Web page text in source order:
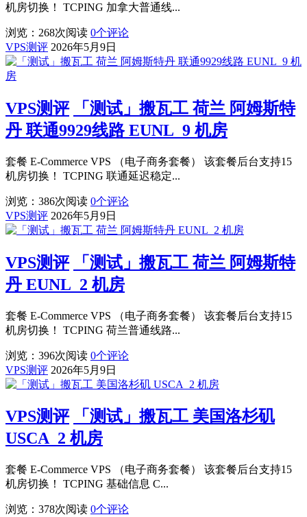
机房切换！ TCPING 加拿大普通线...
浏览：268次阅读 0个评论
VPS测评 2026年5月9日
VPS测评
「测试」搬瓦工 荷兰 阿姆斯特
丹 联通9929线路 EUNL_9 机房
套餐 E-Commerce VPS （电子商务套餐） 该套餐后台支持15
机房切换！ TCPING 联通延迟稳定...
浏览：386次阅读 0个评论
VPS测评 2026年5月9日
VPS测评
「测试」搬瓦工 荷兰 阿姆斯特
丹 EUNL_2 机房
套餐 E-Commerce VPS （电子商务套餐） 该套餐后台支持15
机房切换！ TCPING 荷兰普通线路...
浏览：396次阅读 0个评论
VPS测评 2026年5月9日
VPS测评
「测试」搬瓦工 美国洛杉矶
USCA_2 机房
套餐 E-Commerce VPS （电子商务套餐） 该套餐后台支持15
机房切换！ TCPING 基础信息 C...
浏览：378次阅读 0个评论